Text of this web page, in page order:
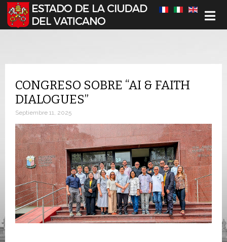
Seleccione su idioma
CONGRESO SOBRE “AI & FAITH
DIALOGUES”
Septiembre 11, 2025